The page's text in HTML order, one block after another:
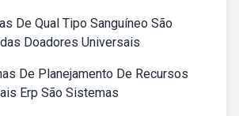
De Qual Tipo Sanguíneo São
Doadores Universais
De Planejamento De Recursos
Erp São Sistemas